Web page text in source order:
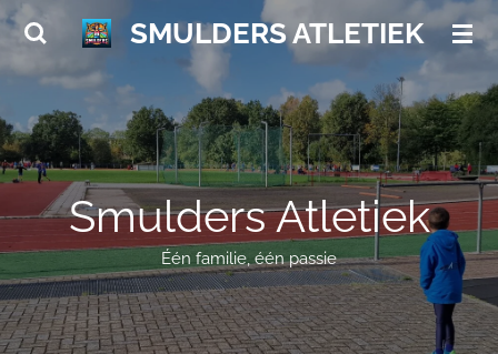
Ga
naar
hoofdinhoud
SMULDERS ATLETIEK
Smulders Atletiek
Één familie, één passie